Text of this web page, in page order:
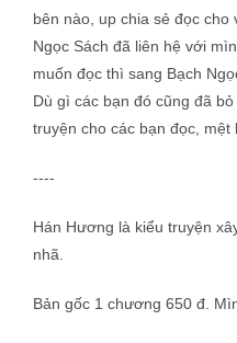
bên nào, up chia sẻ đọc cho
Ngọc Sách đã liên hệ với
muốn đọc thì sang Bạch
Dù gì các bạn đó cũng đã
truyện cho các bạn đọc, mệt
----
Hán Hương là kiểu truyện
nhã.
Bản gốc 1 chương 650 đ.